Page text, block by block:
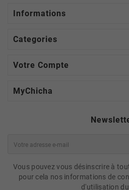
Informations
Categories
Votre Compte
MyChicha
Vous pouvez vous désinscrire à
pour cela nos informations de
d'utilisation du